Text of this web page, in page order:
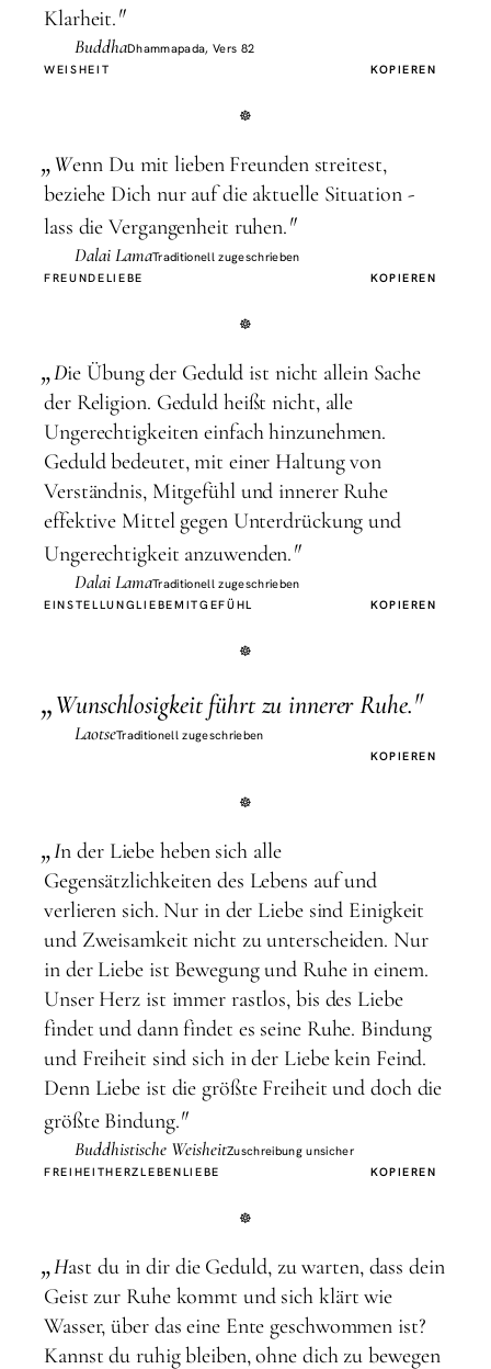
Klarheit."
BuddhaDhammapada, Vers 82
WEISHEIT
KOPIEREN
„Wenn Du mit lieben Freunden streitest,
beziehe Dich nur auf die aktuelle Situation -
lass die Vergangenheit ruhen."
Dalai LamaTraditionell zugeschrieben
FREUNDELIEBE KOPIEREN
„Die Übung der Geduld ist nicht allein Sache
der Religion. Geduld heißt nicht, alle
Ungerechtigkeiten einfach hinzunehmen.
Geduld bedeutet, mit einer Haltung von
Verständnis, Mitgefühl und innerer Ruhe
effektive Mittel gegen Unterdrückung und
Ungerechtigkeit anzuwenden."
Dalai LamaTraditionell zugeschrieben
EINSTELLUNGLIEBEMITGEFÜHL KOPIEREN
„Wunschlosigkeit führt zu innerer Ruhe."
LaotseTraditionell zugeschrieben
KOPIEREN
„In der Liebe heben sich alle
Gegensätzlichkeiten des Lebens auf und
verlieren sich. Nur in der Liebe sind Einigkeit
und Zweisamkeit nicht zu unterscheiden. Nur
in der Liebe ist Bewegung und Ruhe in einem.
Unser Herz ist immer rastlos, bis des Liebe
findet und dann findet es seine Ruhe. Bindung
und Freiheit sind sich in der Liebe kein Feind.
Denn Liebe ist die größte Freiheit und doch die
größte Bindung."
Buddhistische WeisheitZuschreibung unsicher
FREIHEITHERZLEBENLIEBE KOPIEREN
„Hast du in dir die Geduld, zu warten, dass dein
Geist zur Ruhe kommt und sich klärt wie
Wasser, über das eine Ente geschwommen ist?
Kannst du ruhig bleiben, ohne dich zu bewegen